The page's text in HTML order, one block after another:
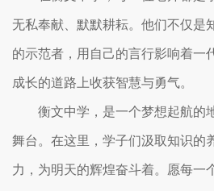
无私奉献、默默耕耘。他们不仅是
的示范者，用自己的言行影响着一
成长的道路上收获智慧与勇气。
衡文中学，是一个梦想起航的
舞台。在这里，学子们汲取知识的
力，为明天的辉煌奋斗着。愿每一